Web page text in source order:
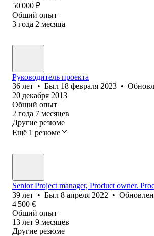
50 000 ₽
Общий опыт
3 года 2 месяца
Руководитель проекта
36 лет • Был 18 февраля 2023 •
20 декабря 2013
Общий опыт
2 года 7 месяцев
Другие резюме
Ещё 1 резюме
Senior Project manager, Product owner.
39 лет • Был 8 апреля 2022 •
4 500 €
Общий опыт
13 лет 9 месяцев
Другие резюме